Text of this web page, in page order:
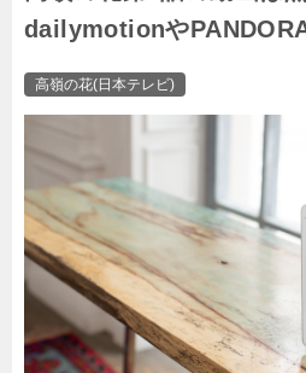
dailymotionや
高嶺の花(日本テレビ)